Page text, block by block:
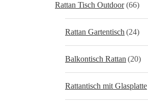
Rattan Tisch Outdoor (66)
Rattan Gartentisch (24)
Balkontisch Rattan (20)
Rattantisch mit Glasplatte